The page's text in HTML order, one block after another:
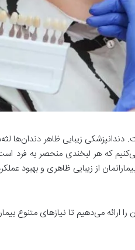
زیبایی ظاهر دندان‌ها
که هر لبخندی منحصر به فرد
از زیبایی ظاهری و بهبود
ارائه می‌دهیم تا نیازهای متنوع